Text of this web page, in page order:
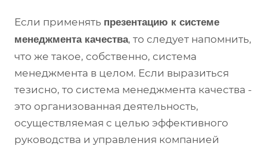
Если применять презентацию к системе
менеджмента качества, то следует напомнить,
что же такое, собственно, система
менеджмента в целом. Если выразиться
тезисно, то система менеджмента качества -
это организованная деятельность,
осуществляемая с целью эффективного
руководства и управления компанией